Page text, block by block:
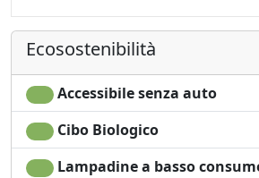
Angolo cottura
Asciugacapelli
Patio
Ecosostenibilità
Accessibile senza auto
Cibo Biologico
Lampadine a basso